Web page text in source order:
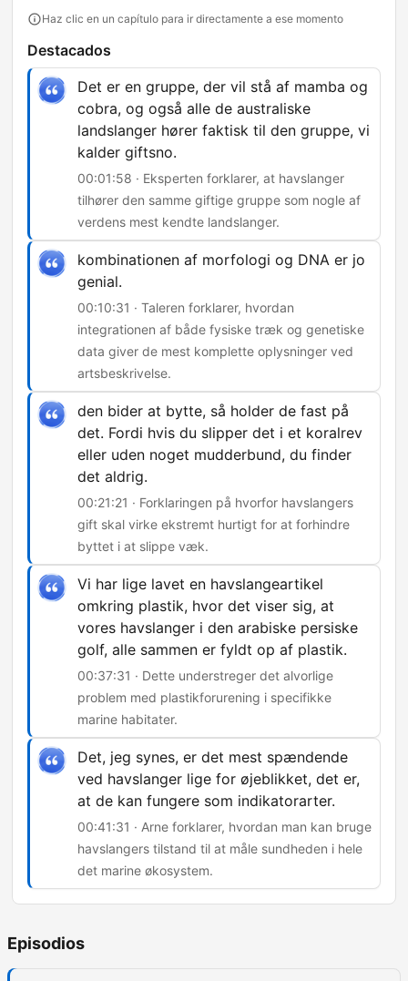
Haz clic en un capítulo para ir directamente a ese momento
Destacados
Det er en gruppe, der vil stå af mamba og
cobra, og også alle de australiske
landslanger hører faktisk til den gruppe, vi
kalder giftsno.
00:01:58 · Eksperten forklarer, at havslanger
tilhører den samme giftige gruppe som nogle af
verdens mest kendte landslanger.
kombinationen af morfologi og DNA er jo
genial.
00:10:31 · Taleren forklarer, hvordan
integrationen af både fysiske træk og genetiske
data giver de mest komplette oplysninger ved
artsbeskrivelse.
den bider at bytte, så holder de fast på
det. Fordi hvis du slipper det i et koralrev
eller uden noget mudderbund, du finder
det aldrig.
00:21:21 · Forklaringen på hvorfor havslangers
gift skal virke ekstremt hurtigt for at forhindre
byttet i at slippe væk.
Vi har lige lavet en havslangeartikel
omkring plastik, hvor det viser sig, at
vores havslanger i den arabiske persiske
golf, alle sammen er fyldt op af plastik.
00:37:31 · Dette understreger det alvorlige
problem med plastikforurening i specifikke
marine habitater.
Det, jeg synes, er det mest spændende
ved havslanger lige for øjeblikket, det er,
at de kan fungere som indikatorarter.
00:41:31 · Arne forklarer, hvordan man kan bruge
havslangers tilstand til at måle sundheden i hele
det marine økosystem.
Episodios